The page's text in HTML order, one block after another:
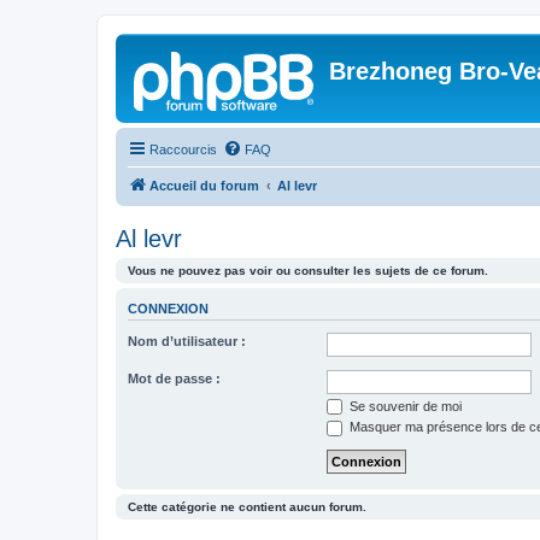
Brezhoneg Bro-
Raccourcis FAQ
Accueil du forum Al levr
Al levr
Vous ne pouvez pas voir ou consulter les sujets de ce forum.
CONNEXION
Nom d’utilisateur :
Mot de passe :
Se souvenir de moi
Masquer ma présence lors de
Cette catégorie ne contient aucun forum.